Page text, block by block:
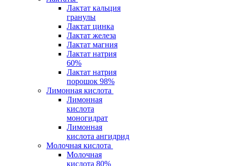
Лактат кальция
гранулы
Лактат цинка
Лактат железа
Лактат магния
Лактат натрия
60%
Лактат натрия
порошок 98%
Лимонная кислота
Лимонная
кислота
моногидрат
Лимонная
кислота ангидрид
Молочная кислота
Молочная
кислота 80%